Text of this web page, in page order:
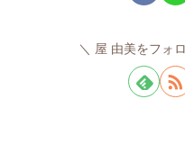
屋 由美をフォ